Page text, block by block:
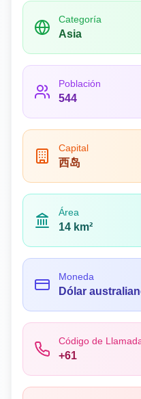
Categoría
Asia
Población
544
Capital
西岛
Área
14 km²
Moneda
Dólar
Código de
+61